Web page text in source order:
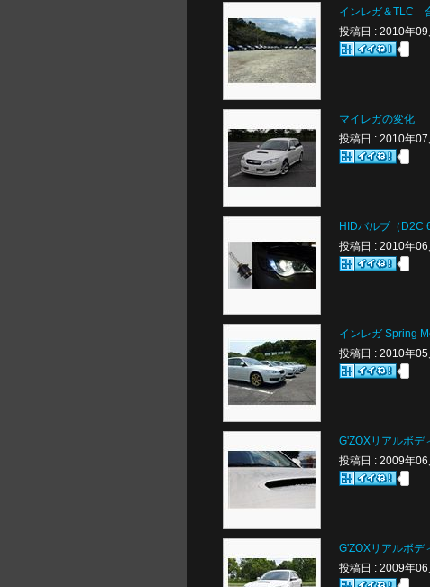
インレガ＆TLC
投稿日 : 2010年09
マイレガの変化
投稿日 : 2010年07
HIDバルブ（D2C
投稿日 : 2010年06
インレガ Spring
投稿日 : 2010年05
G'ZOXリアルボデ
投稿日 : 2009年06
G'ZOXリアルボデ
投稿日 : 2009年06